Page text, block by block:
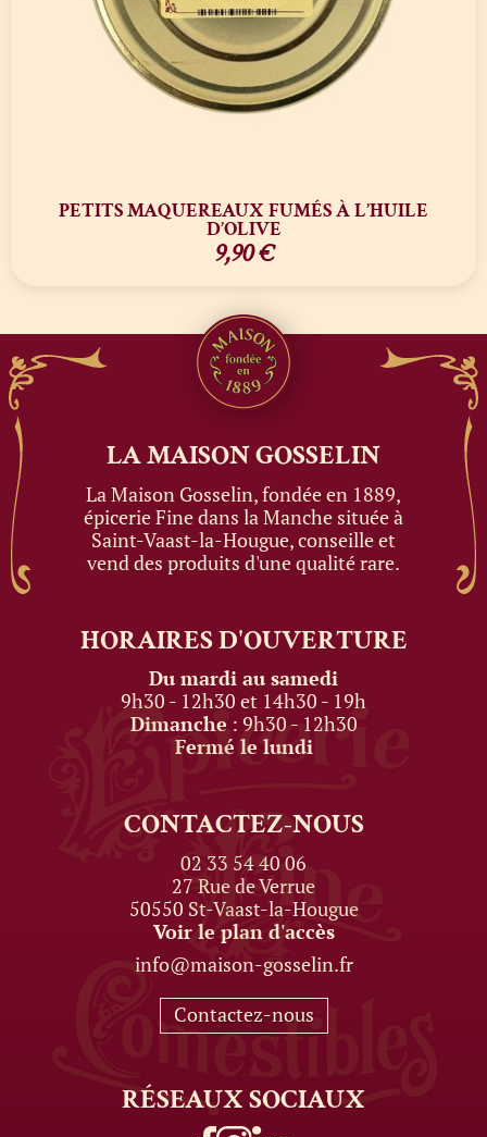
PETITS MAQUEREAUX FUMÉS À L’HUILE
D’OLIVE
9,90€
LA MAISONGOSSELIN
La Maison Gosselin, fondée en 1889,
épicerie Fine dans la Manche située à
Saint-Vaast-la-Hougue, conseille et
vend des produits d'une qualité rare.
HORAIRESD'OUVERTURE
Du mardi au samedi
9h30 - 12h30 et 14h30 - 19h
Dimanche : 9h30 - 12h30
Fermé le lundi
CONTACTEZ-NOUS
02 33 54 40 06
27 Rue de Verrue
50550 St-Vaast-la-Hougue
Voir le plan d'accès
info@maison-gosselin.fr
Contactez-nous
RÉSEAUXSOCIAUX